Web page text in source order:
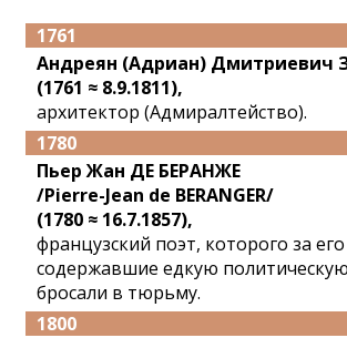
1761
Андреян (Адриан) Дмитриевич
(1761 ≈ 8.9.1811),
архитектор (Адмиралтейство).
1780
Пьер Жан ДЕ БЕРАНЖЕ
/Pierre-Jean de BERANGER/
(1780 ≈ 16.7.1857),
французский поэт, которого за
содержавшие едкую
бросали в тюрьму.
1800